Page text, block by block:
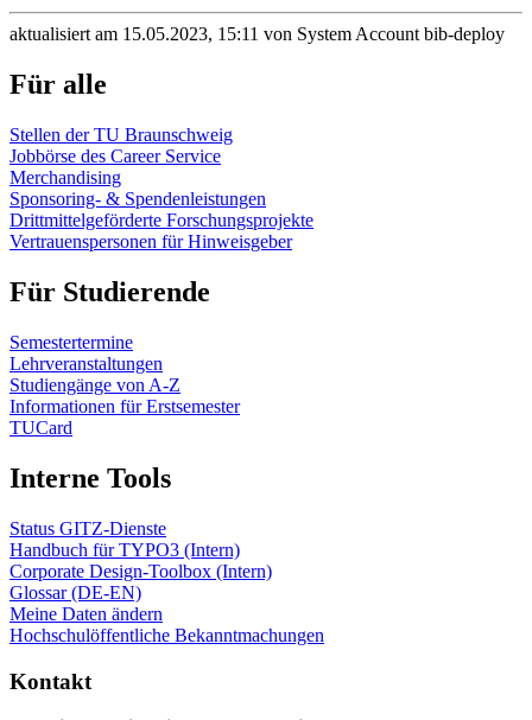
aktualisiert am 15.05.2023, 15:11 von System Account bib-deploy
Für alle
Stellen der TU Braunschweig
Jobbörse des Career Service
Merchandising
Sponsoring- & Spendenleistungen
Drittmittelgeförderte Forschungsprojekte
Vertrauenspersonen für Hinweisgeber
Für Studierende
Semestertermine
Lehrveranstaltungen
Studiengänge von A-Z
Informationen für Erstsemester
TUCard
Interne Tools
Status GITZ-Dienste
Handbuch für TYPO3 (Intern)
Corporate Design-Toolbox (Intern)
Glossar (DE-EN)
Meine Daten ändern
Hochschulöffentliche Bekanntmachungen
Kontakt